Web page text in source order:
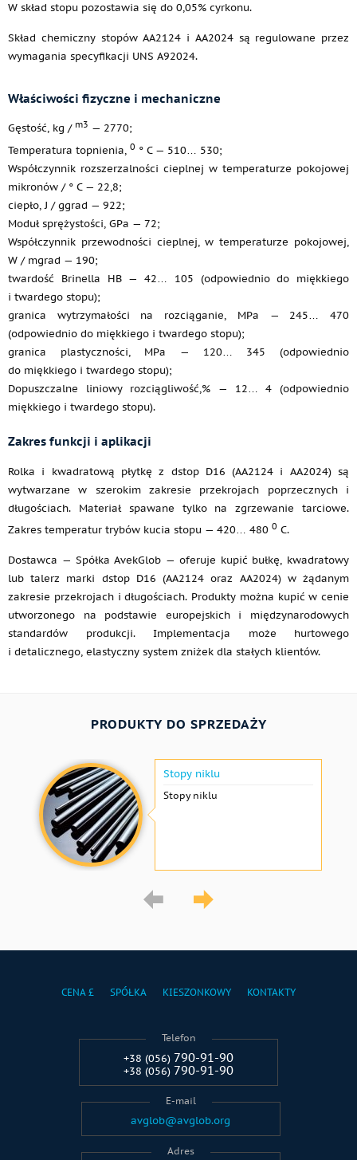
W skład stopu pozostawia się do 0,05% cyrkonu.
Skład chemiczny stopów AA2124 i AA2024 są regulowane przez
wymagania specyfikacji UNS A92024.
Właściwości fizyczne i mechaniczne
Gęstość, kg / m3 — 2770;
Temperatura topnienia, 0 ° C — 510… 530;
Współczynnik rozszerzalności cieplnej w temperaturze pokojowej
mikronów / ° C — 22,8;
ciepło, J / ggrad — 922;
Moduł sprężystości, GPa — 72;
Współczynnik przewodności cieplnej, w temperaturze pokojowej,
W / mgrad — 190;
twardość Brinella HB — 42… 105 (odpowiednio do miękkiego
i twardego stopu);
granica wytrzymałości na rozciąganie, MPa — 245… 470
(odpowiednio do miękkiego i twardego stopu);
granica plastyczności, MPa — 120… 345 (odpowiednio
do miękkiego i twardego stopu);
Dopuszczalne liniowy rozciągliwość,% — 12… 4 (odpowiednio
miękkiego i twardego stopu).
Zakres funkcji i aplikacji
Rolka i kwadratową płytkę z dstop D16 (AA2124 i AA2024) są
wytwarzane w szerokim zakresie przekrojach poprzecznych i
długościach. Materiał spawane tylko na zgrzewanie tarciowe.
Zakres temperatur trybów kucia stopu — 420… 480 0 C.
Dostawca — Spółka AvekGlob — oferuje kupić bułkę, kwadratowy
lub talerz marki dstop D16 (AA2124 oraz AA2024) w żądanym
zakresie przekrojach i długościach. Produkty można kupić w cenie
utworzonego na podstawie europejskich i międzynarodowych
standardów produkcji. Implementacja może hurtowego
i detalicznego, elastyczny system zniżek dla stałych klientów.
PRODUKTY DO SPRZEDAŻY
Stopy niklu
Stopy niklu
CENA £ SPÓŁKA KIESZONKOWY KONTAKTY
Telefon
+38 (056) 790-91-90
+38 (056) 790-91-90
E-mail
avglob@avglob.org
Adres